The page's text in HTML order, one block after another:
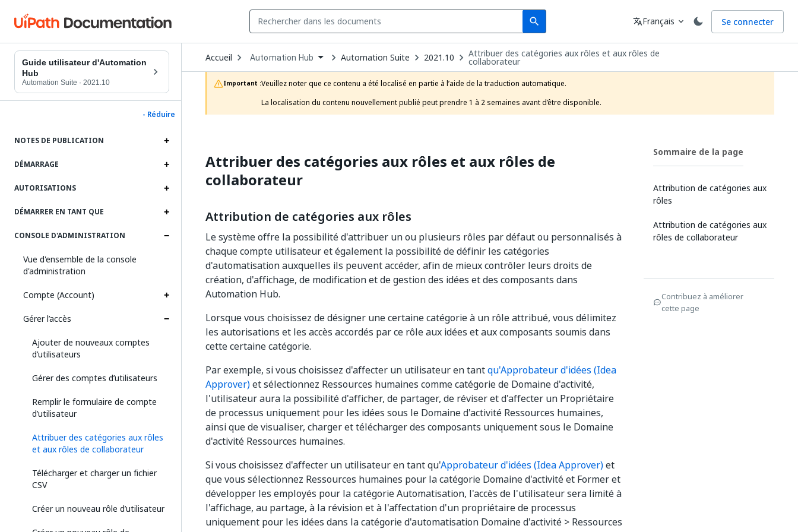
search
Search Langue
translateFrançais expand_more Se connecter
Guide utilisateur d'Automation
Hub
Automation Suite · 2021.10
- Réduire
NOTES DE PUBLICATION
DÉMARRAGE
AUTORISATIONS
DÉMARRER EN TANT QUE
CONSOLE D'ADMINISTRATION
Vue d'ensemble de la console
d'administration
Compte (Account)
Gérer l’accès
Ajouter de nouveaux comptes
d’utilisateurs
Gérer des comptes d’utilisateurs
Remplir le formulaire de compte
d’utilisateur
Attribuer des catégories aux rôles
et aux rôles de collaborateur
Télécharger et charger un fichier
CSV
Créer un nouveau rôle d’utilisateur
Accueil Open
Dropdown
to
choose
product
Automation Hub Automation Suite 2021.10 Attribuer des catégories aux rôles et aux rôles de
collaborateur
Important :Veuillez noter que ce contenu a été localisé en partie à l’aide de la traduction automatique.
La localisation du contenu nouvellement publié peut prendre 1 à 2 semaines avant d’être disponible.
Attribuer des catégories aux rôles et aux rôles de
collaborateur
Attribution de catégories aux rôles
Le système offre la possibilité d'attribuer un ou plusieurs rôles par défaut ou personnalisés à
chaque compte utilisateur et également la possibilité de définir les catégories
d'automatisation auxquelles ils peuvent accéder, afin de mieux contrôler leurs droits de
création, d'affichage, de modification et de gestion des idées et des composants dans
Automation Hub.
Lorsque vous choisissez de désigner une certaine catégorie à un rôle attribué, vous délimitez
les autorisations et les accès accordés par ce rôle aux idées et aux composants soumis dans
cette certaine catégorie.
Par exemple, si vous choisissez d'affecter un utilisateur en tantqu'Approbateur d'idées (Idea
Approver)et sélectionnez Ressources humaines comme catégorie de Domaine d'activité,
l'utilisateur aura la possibilité d'afficher, de partager, de réviser et d'affecter un Propriétaire
de processus uniquement pour les idées sous le Domaine d'activité Ressources humaines,
ainsi que de visualiser, charger et télécharger des composants uniquement sous le Domaine
d'activité Ressources humaines.
Si vous choisissez d'affecter un utilisateur en tant qu'Approbateur d'idées (Idea Approver)et
que vous sélectionnez Ressources humaines pour la catégorie Domaine d'activité et Former et
développer les employés pour la catégorie Automatisation, l'accès de l'utilisateur sera limité à
l'affichage, au partage, à la révision et à l'affectation d'un propriétaire de processus
uniquement pour les idées dans la catégorie d'automatisation Domaine d'activité > Ressources
Sommaire de la page
Attribution de catégories aux
rôles
Attribution de catégories aux
rôles de collaborateur
Contribuez à améliorer
cette page